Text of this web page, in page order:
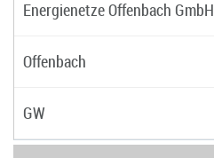
Energienetze Offenbach GmbH
Offenbach
GW